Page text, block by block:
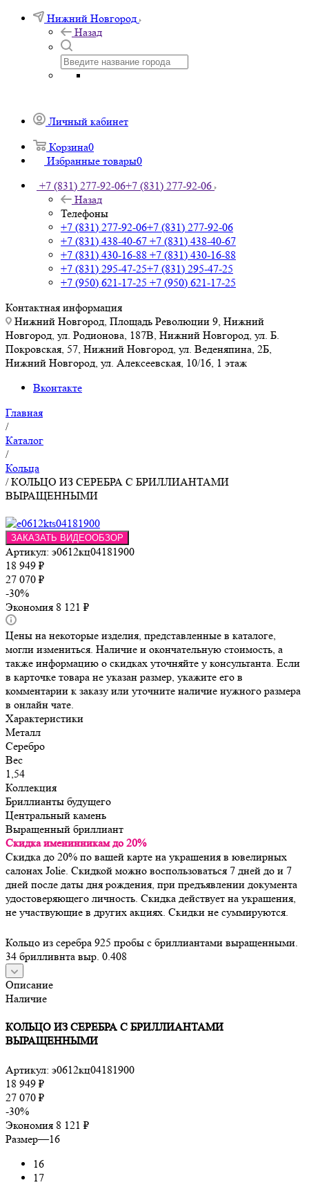
Нижний Новгород
Назад
Личный кабинет
Корзина0
Избранные товары0
+7 (831) 277-92-06+7 (831) 277-92-06
Назад
Телефоны
+7 (831) 277-92-06+7 (831) 277-92-06
+7 (831) 438-40-67 +7 (831) 438-40-67
+7 (831) 430-16-88 +7 (831) 430-16-88
+7 (831) 295-47-25+7 (831) 295-47-25
+7 (950) 621-17-25 +7 (950) 621-17-25
Контактная информация
Нижний Новгород, Площадь Революции 9, Нижний
Новгород, ул. Родионова, 187В, Нижний Новгород, ул. Б.
Покровская, 57, Нижний Новгород, ул. Веденяпина, 2Б,
Нижний Новгород, ул. Алексеевская, 10/16, 1 этаж
Вконтакте
Главная
/
Каталог
/
Кольца
/КОЛЬЦО ИЗ СЕРЕБРА С БРИЛЛИАНТАМИ
ВЫРАЩЕННЫМИ
ЗАКАЗАТЬ ВИДЕООБЗОР
Артикул: э0612кц04181900
18 949 ₽
27 070 ₽
-30%
Экономия 8 121 ₽
Цены на некоторые изделия, представленные в каталоге,
могли измениться. Наличие и окончательную стоимость, а
также информацию о скидках уточняйте у консультанта. Если
в карточке товара не указан размер, укажите его в
комментарии к заказу или уточните наличие нужного размера
в онлайн чате.
Характеристики
Металл
Серебро
Вес
1,54
Коллекция
Бриллианты будущего
Центральный камень
Выращенный бриллиант
Скидка именинникам до 20%
Скидка до 20% по вашей карте на украшения в ювелирных
салонах Jolie. Скидкой можно воспользоваться 7 дней до и 7
дней после даты дня рождения, при предъявлении документа
удостоверяющего личность. Скидка действует на украшения,
не участвующие в других акциях. Скидки не суммируются.
Кольцо из серебра 925 пробы с бриллиантами выращенными.
34 брилливнта выр. 0.408
Описание
Наличие
КОЛЬЦО ИЗ СЕРЕБРА С БРИЛЛИАНТАМИ
ВЫРАЩЕННЫМИ
Артикул: э0612кц04181900
18 949 ₽
27 070 ₽
-30%
Экономия 8 121 ₽
Размер—16
16
17